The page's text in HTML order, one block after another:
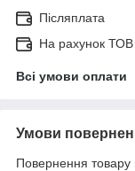
Післяплата
На рахунок
Всі умови оплати
Умови
Повернення товару